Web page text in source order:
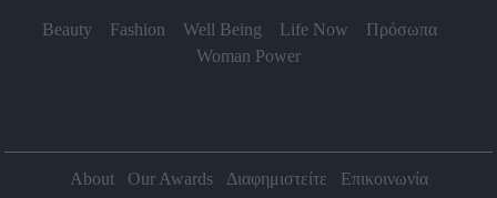
Beauty Fashion Well Being Life Now
Πρόσωπα
Woman Power
About Our Awards Διαφημιστείτε
Επικοινωνία